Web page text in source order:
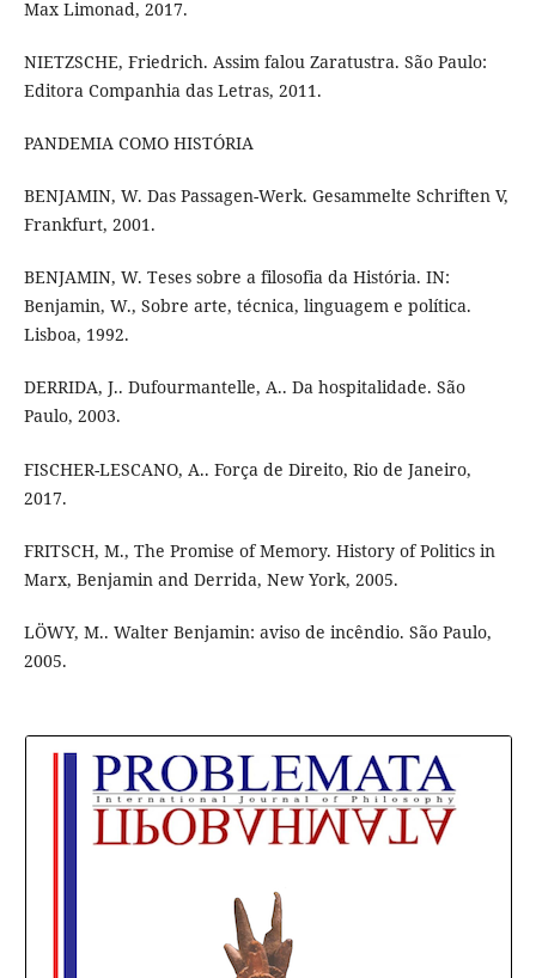
Max Limonad, 2017.
NIETZSCHE, Friedrich. Assim falou Zaratustra. São Paulo:
Editora Companhia das Letras, 2011.
PANDEMIA COMO HISTÓRIA
BENJAMIN, W. Das Passagen-Werk. Gesammelte Schriften V,
Frankfurt, 2001.
BENJAMIN, W. Teses sobre a filosofia da História. IN:
Benjamin, W., Sobre arte, técnica, linguagem e política.
Lisboa, 1992.
DERRIDA, J.. Dufourmantelle, A.. Da hospitalidade. São
Paulo, 2003.
FISCHER-LESCANO, A.. Força de Direito, Rio de Janeiro,
2017.
FRITSCH, M., The Promise of Memory. History of Politics in
Marx, Benjamin and Derrida, New York, 2005.
LÖWY, M.. Walter Benjamin: aviso de incêndio. São Paulo,
2005.